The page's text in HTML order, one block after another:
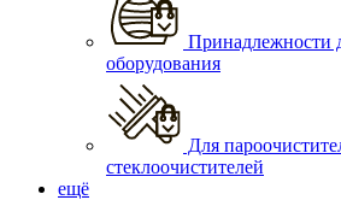
Принадлежности
оборудования
Для
стеклоочистителей
ещё